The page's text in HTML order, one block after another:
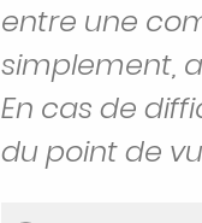
entre une
simplement,
En cas de
du point de